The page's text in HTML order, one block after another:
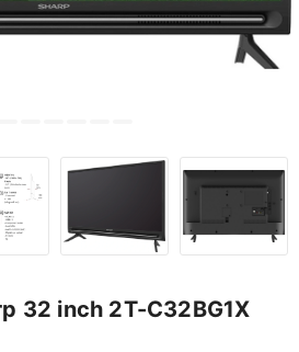
32 inch 2T-C32BG1X